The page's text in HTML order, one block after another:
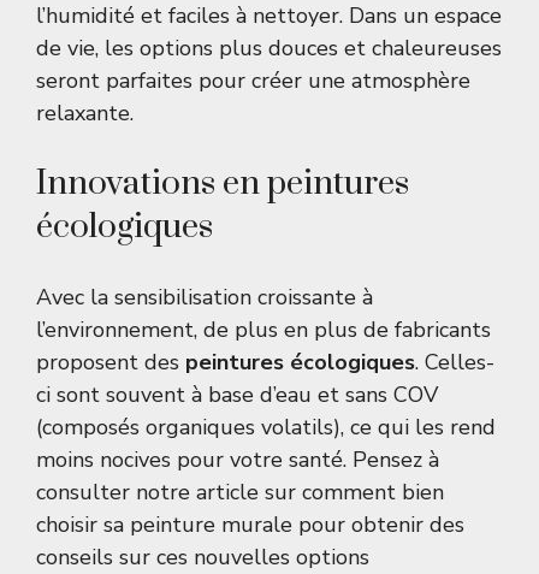
l’humidité et faciles à nettoyer. Dans un espace
de vie, les options plus douces et chaleureuses
seront parfaites pour créer une atmosphère
relaxante.
Innovations en peintures
écologiques
Avec la sensibilisation croissante à
l’environnement, de plus en plus de fabricants
proposent des peintures écologiques. Celles-
ci sont souvent à base d’eau et sans COV
(composés organiques volatils), ce qui les rend
moins nocives pour votre santé. Pensez à
consulter notre article sur comment bien
choisir sa peinture murale pour obtenir des
conseils sur ces nouvelles options